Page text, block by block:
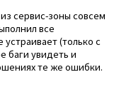
сервис-зоны совсем
все
устраивает (только с
баги увидеть и
те же ошибки.